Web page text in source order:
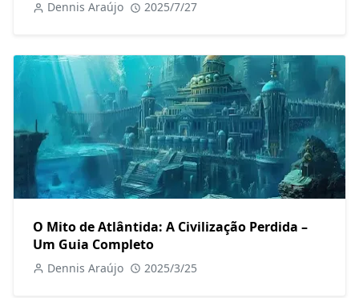
Dennis Araújo 2025/7/27
O Mito de Atlântida: A Civilização Perdida –
Um Guia Completo
Dennis Araújo 2025/3/25